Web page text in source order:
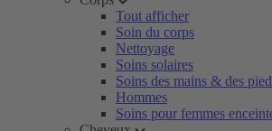
Tout afficher
Soin du corps
Nettoyage
Soins solaires
Soins des mains & des
Hommes
Soins pour femmes